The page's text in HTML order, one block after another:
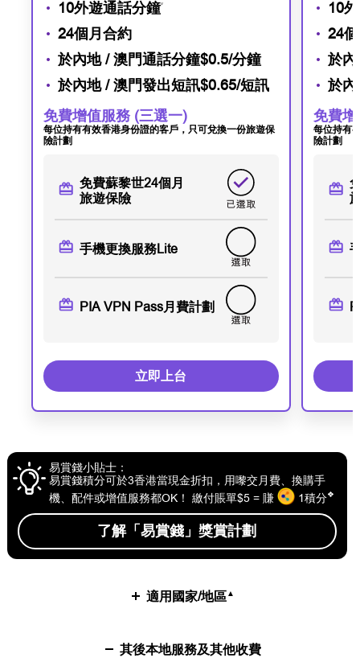
10外遊通話分鐘˅
24個月合約
於內地 / 澳門通話分鐘$0.5/分鐘
於內地 / 澳門發出短訊$0.65/短訊
免費增值服務 (三選一)
每位持有有效香港身份證的客戶，只可兌換一份旅遊保
險計劃
免費蘇黎世24個月
旅遊保險
手機更換服務Lite
PIA VPN Pass月費計劃
立即上台
10
24
於內
於內
免費
每位持有
險計劃
易賞錢小貼士：
易賞錢積分可於3香港當現金折扣，用嚟交月費、換購手
機、配件或增值服務都OK！繳付賬單$5 = 賺 1積分❖
了解「易賞錢」獎賞計劃
適用國家/地區 ▲
其後本地服務及其他收費